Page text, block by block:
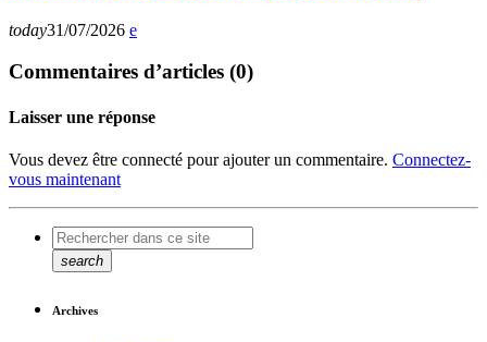
today31/07/2026
Commentaires d’articles (0)
Laisser une réponse
Vous devez être connecté pour ajouter un commentaire. Connectez-
vous maintenant
search
Archives